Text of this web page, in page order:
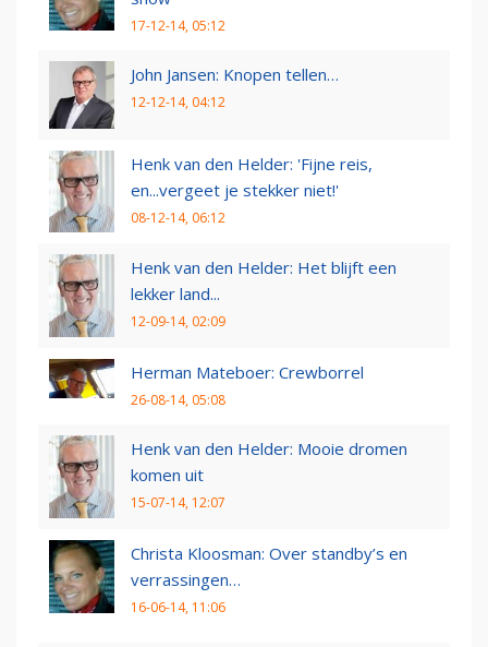
17-12-14, 05:12
John Jansen: Knopen tellen…
12-12-14, 04:12
Henk van den Helder: 'Fijne reis,
en...vergeet je stekker niet!'
08-12-14, 06:12
Henk van den Helder: Het blijft een
lekker land...
12-09-14, 02:09
Herman Mateboer: Crewborrel
26-08-14, 05:08
Henk van den Helder: Mooie dromen
komen uit
15-07-14, 12:07
Christa Kloosman: Over standby’s en
verrassingen…
16-06-14, 11:06